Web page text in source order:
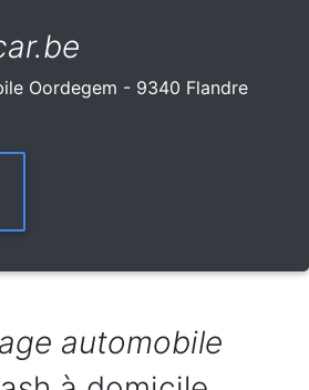
Oordegem - 9340 Flandre
automobile